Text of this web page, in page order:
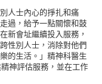
人士內心的掙扎和痛
過，給予一點關懷和鼓
新會址繼續投入服務，
性別人士，消除對他們
的生活。」精神科醫生
神評估服務，並在工作